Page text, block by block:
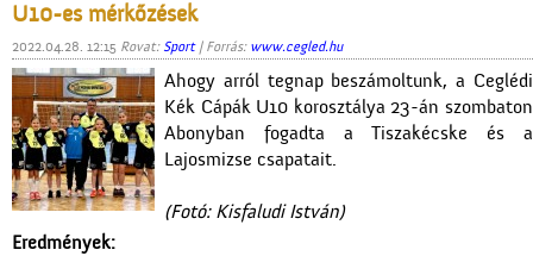
U10-es mérkőzések
2022.04.28. 12:15 Rovat: Sport| Forrás: www.cegled.hu
Ahogy arról tegnap beszámoltunk, a Ceglédi
Kék Cápák U10 korosztálya 23-án szombaton
Abonyban fogadta a Tiszakécske és a
Lajosmizse csapatait.
(Fotó: Kisfaludi István)
Eredmények: